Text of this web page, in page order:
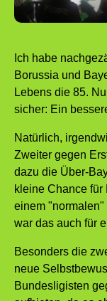
Ich habe
Borussia und
Lebens die 85.
sicher: Ein
Natürlich,
Zweiter gegen
dazu die Über-
kleine Chance für
einem
war das auch für
Besonders die
neue
Bundesligisten